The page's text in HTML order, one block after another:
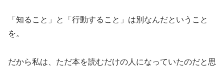
「知ること」と「行動すること」は別なんだということ
を。
だから私は、ただ本を読むだけの人になっていたのだと思